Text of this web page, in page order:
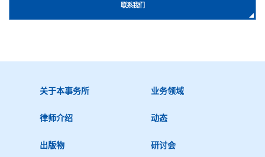
联系我们
关于本事务所 业务领域
律师介绍 动态
出版物 研讨会